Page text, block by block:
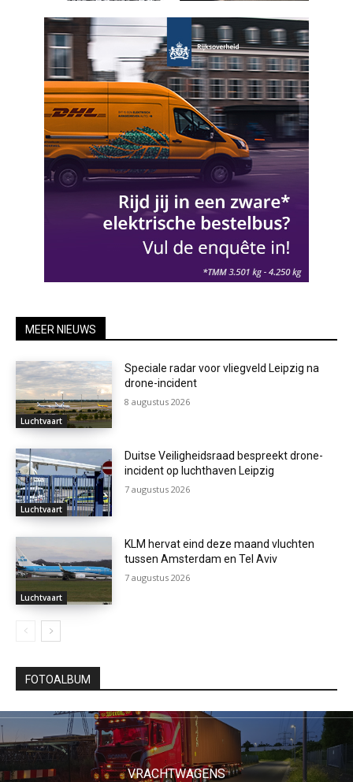
MEER NIEUWS
Luchtvaart
Speciale radar voor vliegveld Leipzig na
drone-incident
8 augustus 2026
Luchtvaart
Duitse Veiligheidsraad bespreekt drone-
incident op luchthaven Leipzig
7 augustus 2026
Luchtvaart
KLM hervat eind deze maand vluchten
tussen Amsterdam en Tel Aviv
7 augustus 2026
FOTOALBUM
VRACHTWAGENS